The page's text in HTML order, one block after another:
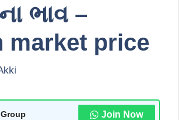
ભાવ –
market price
Join Now